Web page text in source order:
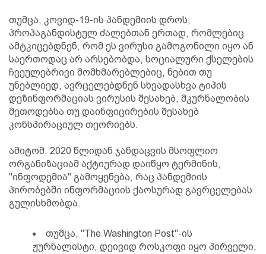
თუმცა, კოვიდ-19-ის პანდემიის დროს,
პროპაგანდისტულ ძალებთან ერთად, რომლებიც
ამტკიცებდნენ, რომ ეს ვირუსი გამოგონილი იყო ან
საერთოდაც არ არსებობდა, სოციალური ქსელების
ჩვეულებრივი მომხმარებლებიც, ნებით თუ
უნებლიედ, ავრცელებდნენ სხვადასხვა ტიპის
დეზინფორმაციას ვირუსის შესახებ, მკურნალობის
მეთოდებსა თუ დაინფიცირების შესახებ
კონსპირაციულ თეორიებს.
ამიტომ, 2020 წლიდან ჯანდაცვის მსოფლიო
ორგანიზაციამ აქტიურად დაიწყო ტერმინის,
"ინფოდემია" გამოყენება, რაც პანდემიის
პირობებში ინფორმაციის ქაოსურად გავრცელებას
გულისხმობდა.
თუმცა, "The Washington Post"-ის
ჟურნალისტი, დეივიდ როსკოფი იყო პირველი,